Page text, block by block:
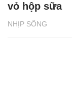
NHỊP SỐNG
vỏ hộp sữa